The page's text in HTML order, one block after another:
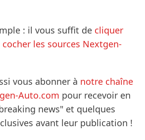
: il vous suffit de cliquer
les sources Nextgen-
vous abonner à notre chaîne
Auto.com pour recevoir en
news" et quelques
avant leur publication !